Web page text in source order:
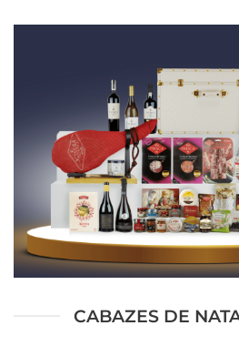
CABAZES DE